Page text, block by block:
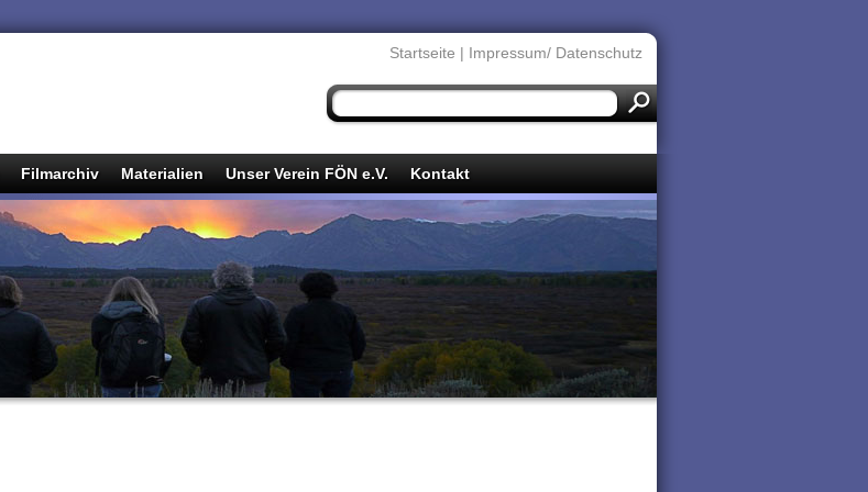
Startseite | Impressum/ Datenschutz
Filmarchiv Materialien Unser Verein FÖN e.V. Kontakt